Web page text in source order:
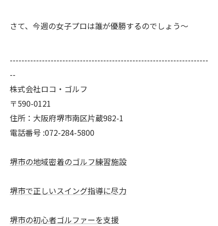
さて、今週の女子プロは誰が優勝するのでしょう〜
--------------------------------------------------------------------
--
株式会社ロコ・ゴルフ
〒590-0121
住所：大阪府堺市南区片蔵982-1
電話番号 :072-284-5800
堺市の地域密着のゴルフ練習施設
堺市で正しいスイング指導に尽力
堺市の初心者ゴルファーを支援